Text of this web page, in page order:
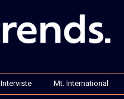
Interviste Mt. International